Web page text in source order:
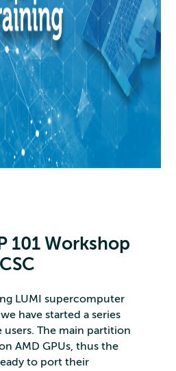
101 Workshop
LUMI supercomputer
have started a series
The main partition
AMD GPUs, thus the
to port their